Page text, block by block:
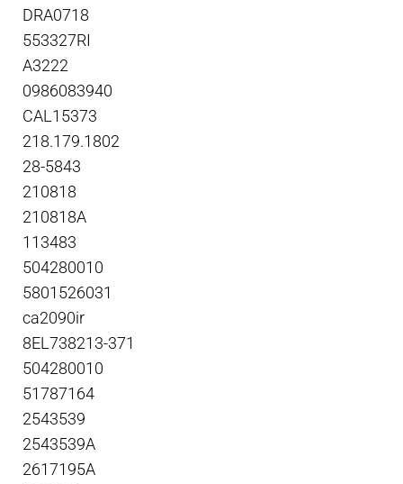
DRA0718
553327RI
A3222
0986083940
CAL15373
218.179.1802
28-5843
210818
210818A
113483
504280010
5801526031
ca2090ir
8EL738213-371
504280010
51787164
2543539
2543539A
2617195A